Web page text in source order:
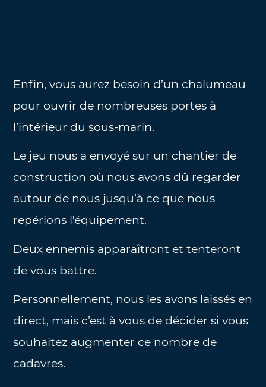
Enfin, vous aurez besoin d’un chalumeau
pour ouvrir de nombreuses portes à
l’intérieur du sous-marin.
Le jeu nous a envoyé sur un chantier de
construction où nous avons dû regarder
autour de nous jusqu’à ce que nous
repérions l’équipement.
Deux ennemis apparaîtront et tenteront
de vous battre.
Personnellement, nous les avons laissés en
direct, mais c’est à vous de décider si vous
souhaitez augmenter ce nombre de
cadavres.